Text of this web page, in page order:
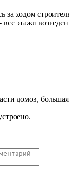
за ходом
этажи
домов,